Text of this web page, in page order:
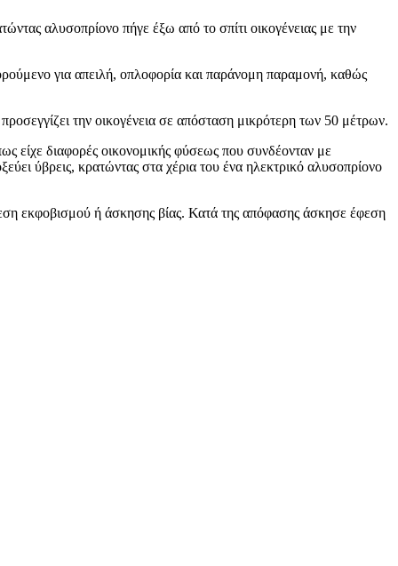
αλυσοπρίονο πήγε έξω από το σπίτι οικογένειας με την
για απειλή, οπλοφορία και παράνομη παραμονή, καθώς
την οικογένεια σε απόσταση μικρότερη των 50 μέτρων.
είχε διαφορές οικονομικής φύσεως που συνδέονταν με
ύβρεις, κρατώντας στα χέρια του ένα ηλεκτρικό αλυσοπρίονο
εκφοβισμού ή άσκησης βίας. Κατά της απόφασης άσκησε έφεση